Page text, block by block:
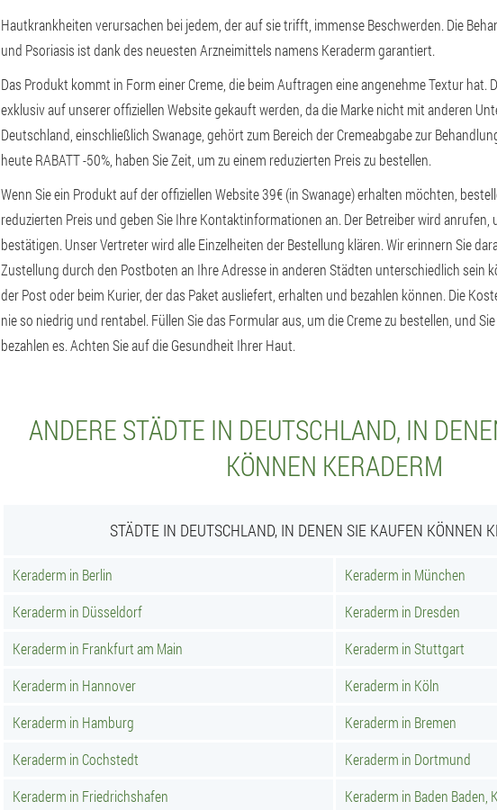
Hautkrankheiten verursachen bei jedem, der auf sie trifft, immense Beschwerden. Die
und Psoriasis ist dank des neuesten Arzneimittels namens Keraderm garantiert.
Das Produkt kommt in Form einer Creme, die beim Auftragen eine angenehme Textur hat.
exklusiv auf unserer offiziellen Website gekauft werden, da die Marke nicht mit anderen
Deutschland, einschließlich Swanage, gehört zum Bereich der Cremeabgabe zur
heute RABATT -50%, haben Sie Zeit, um zu einem reduzierten Preis zu bestellen.
Wenn Sie ein Produkt auf der offiziellen Website 39€ (in Swanage) erhalten möchten,
reduzierten Preis und geben Sie Ihre Kontaktinformationen an. Der Betreiber wird anrufen,
bestätigen. Unser Vertreter wird alle Einzelheiten der Bestellung klären. Wir erinnern Sie
Zustellung durch den Postboten an Ihre Adresse in anderen Städten unterschiedlich sein
der Post oder beim Kurier, der das Paket ausliefert, erhalten und bezahlen können. Die
nie so niedrig und rentabel. Füllen Sie das Formular aus, um die Creme zu bestellen, und
bezahlen es. Achten Sie auf die Gesundheit Ihrer Haut.
ANDERE STÄDTE IN DEUTSCHLAND, IN
KÖNNEN KERADERM
STÄDTE IN DEUTSCHLAND, IN DENEN SIE KAUFEN KÖNNEN
Keraderm in Berlin
Keraderm in München
Keraderm in Düsseldorf
Keraderm in Dresden
Keraderm in Frankfurt am Main
Keraderm in Stuttgart
Keraderm in Hannover
Keraderm in Köln
Keraderm in Hamburg
Keraderm in Bremen
Keraderm in Cochstedt
Keraderm in Dortmund
Keraderm in Friedrichshafen
Keraderm in Baden Baden,